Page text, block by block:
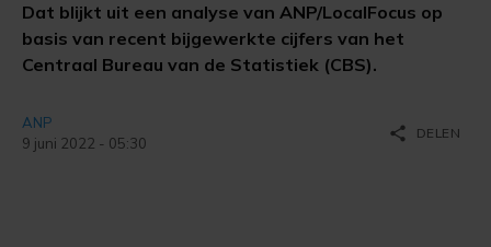
Dat blijkt uit een analyse van ANP/LocalFocus op
basis van recent bijgewerkte cijfers van het
Centraal Bureau van de Statistiek (CBS).
ANP
9 juni 2022 - 05:30
share DELEN